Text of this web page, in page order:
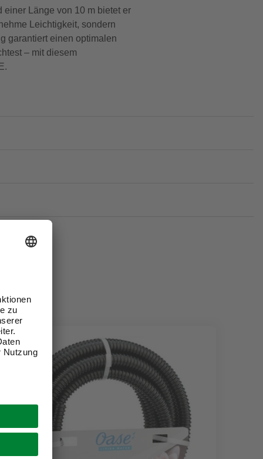
Länge von 10 m bietet er
Leichtigkeit, sondern
garantiert einen optimalen
– mit diesem